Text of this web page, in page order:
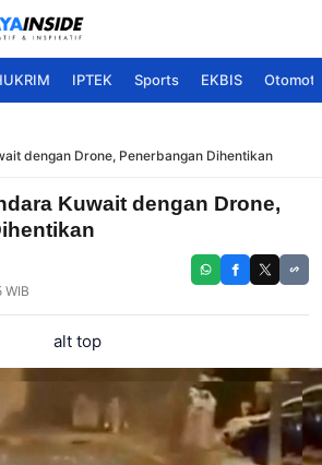
IPTEK Sports EKBIS
dengan Drone, Penerbangan Dihentikan
Kuwait dengan Drone,
alt top